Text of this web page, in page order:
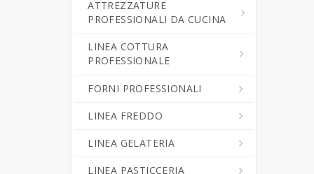
ATTREZZATURE
PROFESSIONALI DA CUCINA
Cutter da Cucina
Professionali
Grattugie Professionali
Pelapatate - Puliscicozze
Tagliaverdura -
LINEA COTTURA
PROFESSIONALE
Cucine Professionali
Piani Cottura da Banco
Cuocipasta Professionali
Friggitrici Professionali
FORNI PROFESSIONALI
Forni Combinati
Forni Gastronomia
Forni Pasticceria
LINEA FREDDO
Abbattitori di Temperatura
LINEA GELATERIA
Abbattitori di Temperatura -
LINEA PASTICCERIA